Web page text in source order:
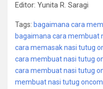
Editor: Yunita R. Saragi
Tags: bagaimana cara
bagaimana cara membuat
cara memasak nasi tutug
cara membuat nasi tutug
cara membuat nasi tutug
membuat nasi tutug